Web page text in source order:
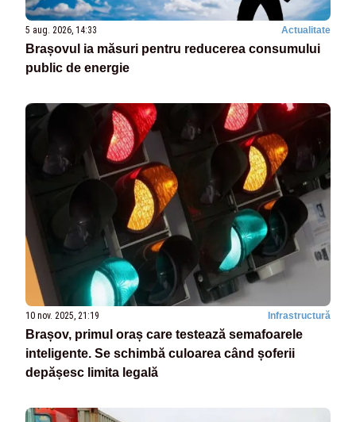
5 aug. 2026, 14:33 Actualitate
Brașovul ia măsuri pentru reducerea consumului
public de energie
10 nov. 2025, 21:19 Infrastructură
Brașov, primul oraș care testează semafoarele
inteligente. Se schimbă culoarea când șoferii
depășesc limita legală